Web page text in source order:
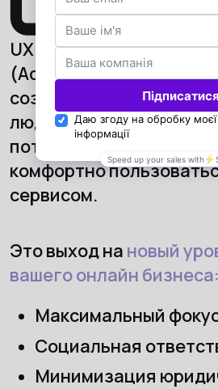
UX аудит доступности
(Accessibility UX Audit)
создать лучший опыт
людей, так и для людей
потребностями, чтобы
комфортно
сервисом.
Это выход на новый
вашего онлайн бизнеса:
Максимальный
Социальная
Минимизация